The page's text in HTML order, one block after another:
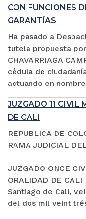
CON FUNCIONES
GARANTÍAS
Ha pasado a
tutela propuesta por
CHAVARRIAGA
cédula de
actuando en
JUZGADO 11 CIVIL
DE CALI
REPUBLICA DE
RAMA JUDICIAL
JUZGADO ONCE
ORALIDAD DE CALI
Santiago de Cali,
del dos mil